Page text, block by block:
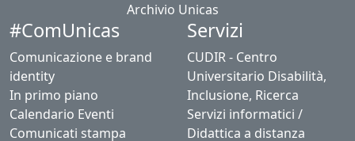
Archivio Unicas
#ComUnicas
Comunicazione e brand
identity
In primo piano
Calendario Eventi
Comunicati stampa
Servizi
CUDIR - Centro
Universitario Disabilità,
Inclusione, Ricerca
Servizi informatici /
Didattica a distanza